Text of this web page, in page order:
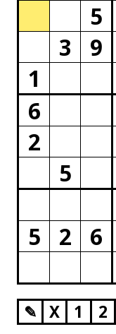
5
3
9
1
6
2
5
5
2 6
✎ X 1 2